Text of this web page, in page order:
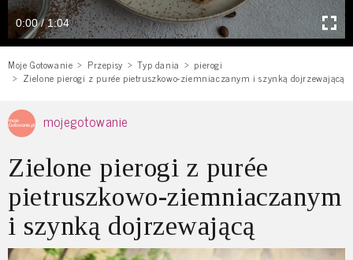
0:00 / 1:04
Moje Gotowanie Przepisy Typ dania
pierogi
Zielone pierogi z purée pietruszkowo-ziemniaczanym i szynką dojrzewającą
mojegotowanie
Zielone pierogi z purée
pietruszkowo-ziemniaczanym
i szynką dojrzewającą